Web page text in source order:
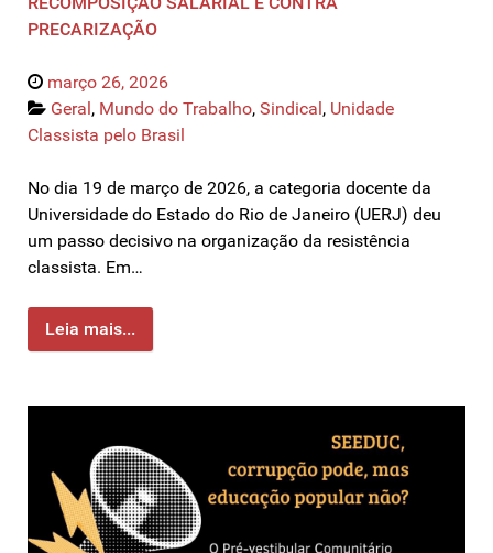
PRECARIZAÇÃO
março 26, 2026
Geral , Mundo do Trabalho, Sindical , Unidade
Classista pelo Brasil
No dia 19 de março de 2026, a categoria docente da
Universidade do Estado do Rio de Janeiro (UERJ) deu
um passo decisivo na organização da resistência
classista. Em…
Leia mais...